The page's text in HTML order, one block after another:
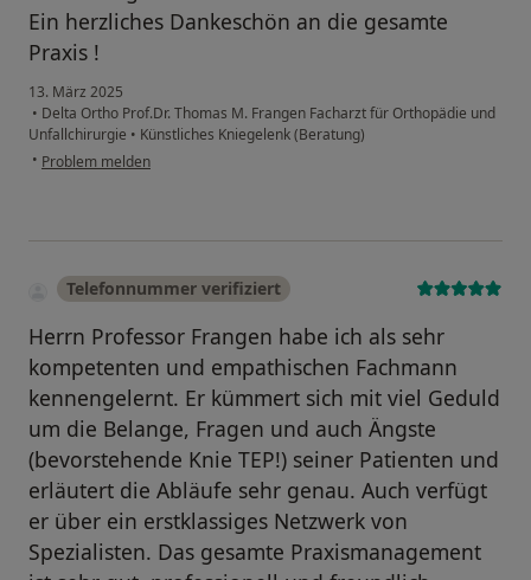
Ein herzliches Dankeschön an die gesamte
Praxis !
13. März 2025
• Delta Ortho Prof.Dr. Thomas M. Frangen Facharzt für Orthopädie und
Unfallchirurgie • Künstliches Kniegelenk (Beratung)
• Problem melden
Telefonnummer verifiziert
Herrn Professor Frangen habe ich als sehr
kompetenten und empathischen Fachmann
kennengelernt. Er kümmert sich mit viel Geduld
um die Belange, Fragen und auch Ängste
(bevorstehende Knie TEP!) seiner Patienten und
erläutert die Abläufe sehr genau. Auch verfügt
er über ein erstklassiges Netzwerk von
Spezialisten. Das gesamte Praxismanagement